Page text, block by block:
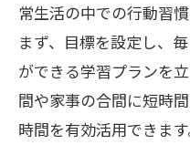
常生活の中での行動習
まず、目標を設定し、
ができる学習プランを
間や家事の合間に短時
時間を有効活用できま